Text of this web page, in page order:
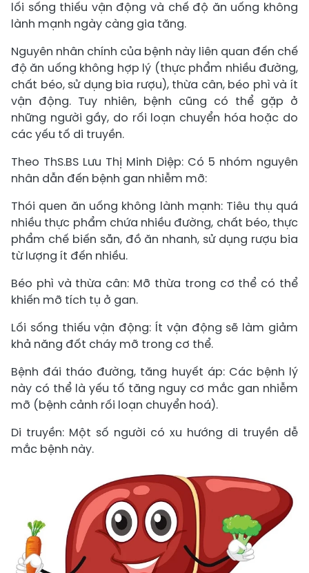
lối sống thiếu vận động và chế độ ăn uống không
lành mạnh ngày càng gia tăng.
Nguyên nhân chính của bệnh này liên quan đến chế
độ ăn uống không hợp lý (thực phẩm nhiều đường,
chất béo, sử dụng bia rượu), thừa cân, béo phì và ít
vận động. Tuy nhiên, bệnh cũng có thể gặp ở
những người gầy, do rối loạn chuyển hóa hoặc do
các yếu tố di truyền.
Theo ThS.BS Lưu Thị Minh Diệp: Có 5 nhóm nguyên
nhân dẫn đến bệnh gan nhiễm mỡ:
Thói quen ăn uống không lành mạnh: Tiêu thụ quá
nhiều thực phẩm chứa nhiều đường, chất béo, thực
phẩm chế biến sẵn, đồ ăn nhanh, sử dụng rượu bia
từ lượng ít đến nhiều.
Béo phì và thừa cân: Mỡ thừa trong cơ thể có thể
khiến mỡ tích tụ ở gan.
Lối sống thiếu vận động: Ít vận động sẽ làm giảm
khả năng đốt cháy mỡ trong cơ thể.
Bệnh đái tháo đường, tăng huyết áp: Các bệnh lý
này có thể là yếu tố tăng nguy cơ mắc gan nhiễm
mỡ (bệnh cảnh rối loạn chuyển hoá).
Di truyền: Một số người có xu hướng di truyền dễ
mắc bệnh này.